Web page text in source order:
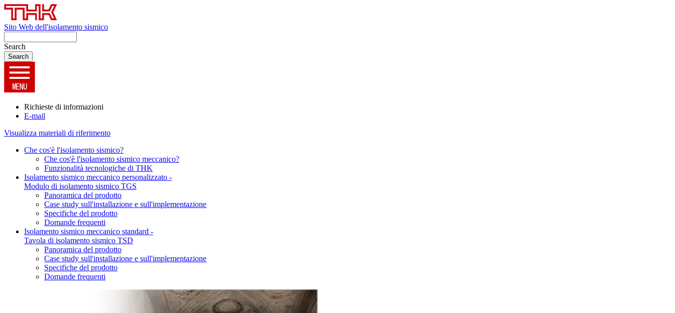
Sito Web dell'isolamento sismico
Search
Richieste di informazioni
E-mail
Visualizza materiali di riferimento
Che cos'è l'isolamento sismico?
Che cos'è l'isolamento sismico meccanico?
Funzionalità tecnologiche di THK
Isolamento sismico meccanico personalizzato -
Modulo di isolamento sismico TGS
Panoramica del prodotto
Case study sull'installazione e sull'implementazione
Specifiche del prodotto
Domande frequenti
Isolamento sismico meccanico standard -
Tavola di isolamento sismico TSD
Panoramica del prodotto
Case study sull'installazione e sull'implementazione
Specifiche del prodotto
Domande frequenti